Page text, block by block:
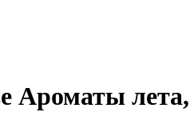
Ароматы